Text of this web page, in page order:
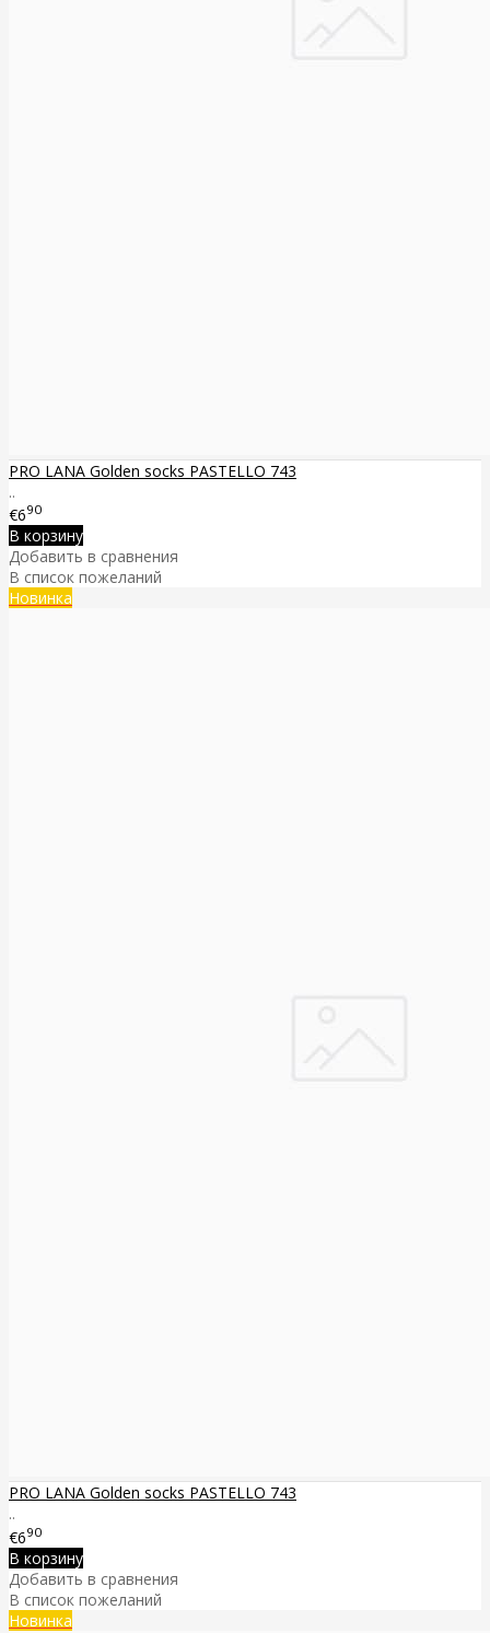
PRO LANA Golden socks PASTELLO 743
..
€690
В корзину
Добавить в сравнения
В список пожеланий
Новинка
PRO LANA Golden socks PASTELLO 743
..
€690
В корзину
Добавить в сравнения
В список пожеланий
Новинка